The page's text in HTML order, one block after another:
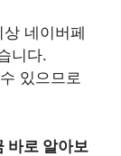
네이버페
니다.
있으므로
바로 알아보